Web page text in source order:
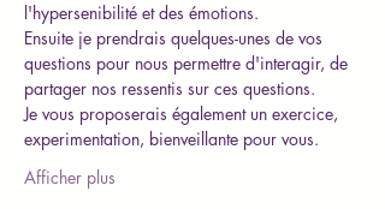
l'hypersenibilité et des émotions.
Ensuite je prendrais quelques-unes de vos
questions pour nous permettre d'interagir, de
partager nos ressentis sur ces questions.
Je vous proposerais également un exercice,
experimentation, bienveillante pour vous.
Afficher plus